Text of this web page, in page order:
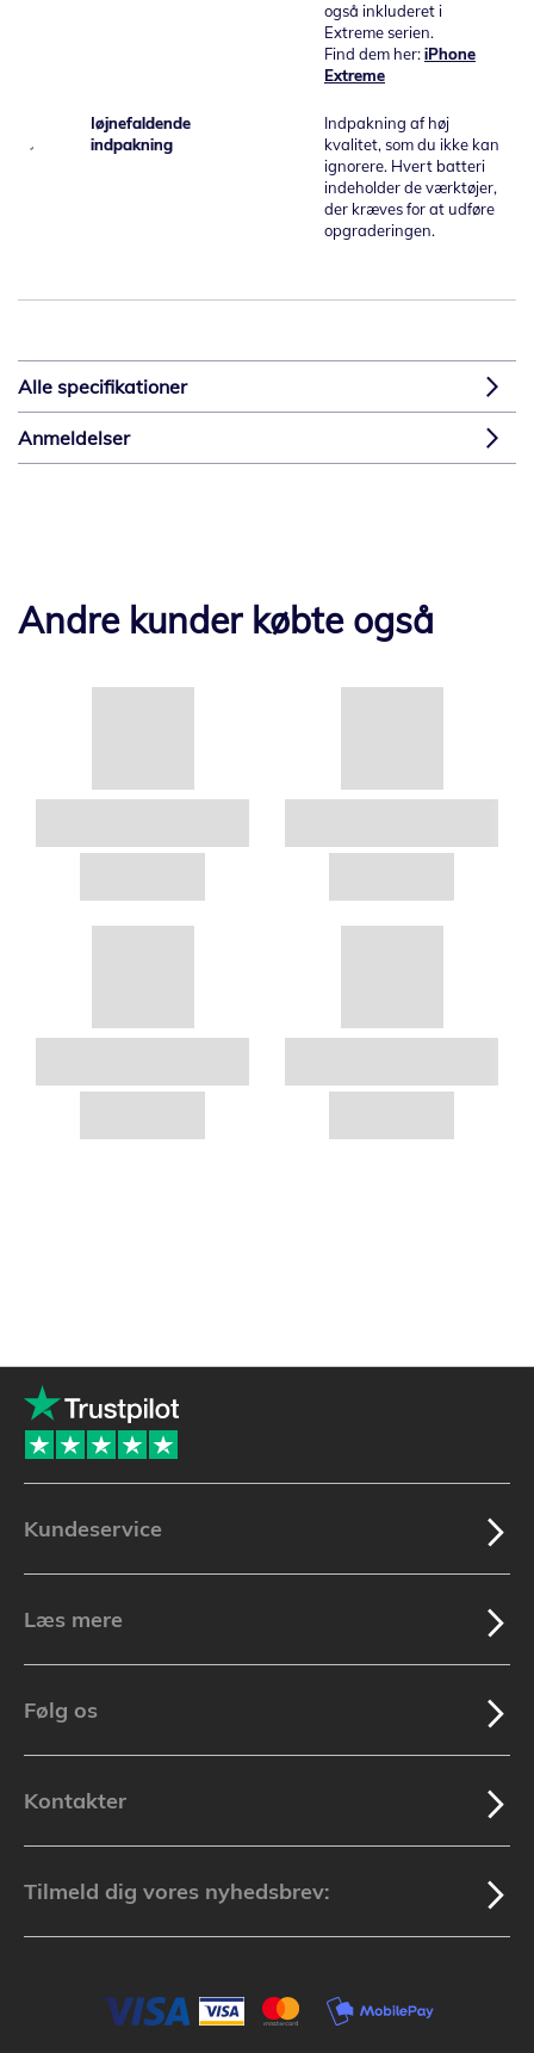
også inkluderet i
Extreme serien.
Find dem her:iPhone
Extreme
Iøjnefaldende
indpakning
Indpakning af høj
kvalitet, som du ikke kan
ignorere. Hvert batteri
indeholder de værktøjer,
der kræves for at udføre
opgraderingen.
Alle specifikationer
Anmeldelser
Andre kunder købte også
Kundeservice
Læs mere
Følg os
Kontakter
Tilmeld dig vores nyhedsbrev: